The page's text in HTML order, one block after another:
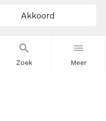
Zoek Meer
Akkoord